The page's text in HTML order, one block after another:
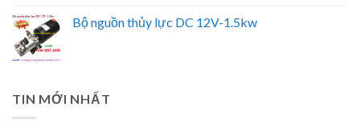
Bộ nguồn thủy lực DC 12V-1.5kw
TIN MỚI NHẤT